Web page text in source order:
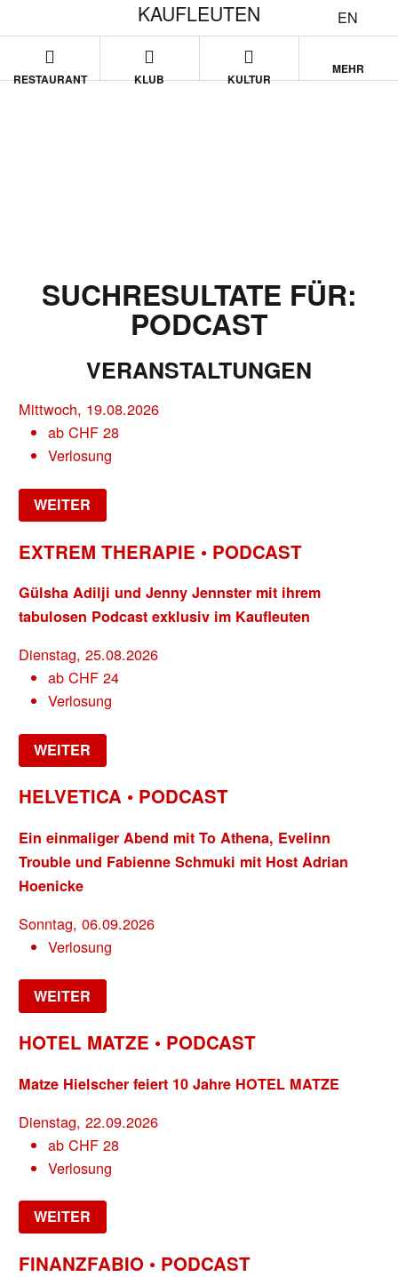
EN
KAUFLEUTEN
RESTAURANT KLUB KULTUR
MEHR
SUCHRESULTATE FÜR:
PODCAST
VERANSTALTUNGEN
Mittwoch, 19.08.2026
ab CHF28
Verlosung
WEITER
EXTREM THERAPIE • PODCAST
Gülsha Adilji und Jenny Jennster mit ihrem
tabulosen Podcast exklusiv im Kaufleuten
Dienstag, 25.08.2026
ab CHF24
Verlosung
WEITER
HELVETICA • PODCAST
Ein einmaliger Abend mit To Athena, Evelinn
Trouble und Fabienne Schmuki mit Host Adrian
Hoenicke
Sonntag, 06.09.2026
Verlosung
WEITER
HOTEL MATZE • PODCAST
Matze Hielscher feiert 10 Jahre HOTEL MATZE
Dienstag, 22.09.2026
ab CHF28
Verlosung
WEITER
FINANZFABIO • PODCAST